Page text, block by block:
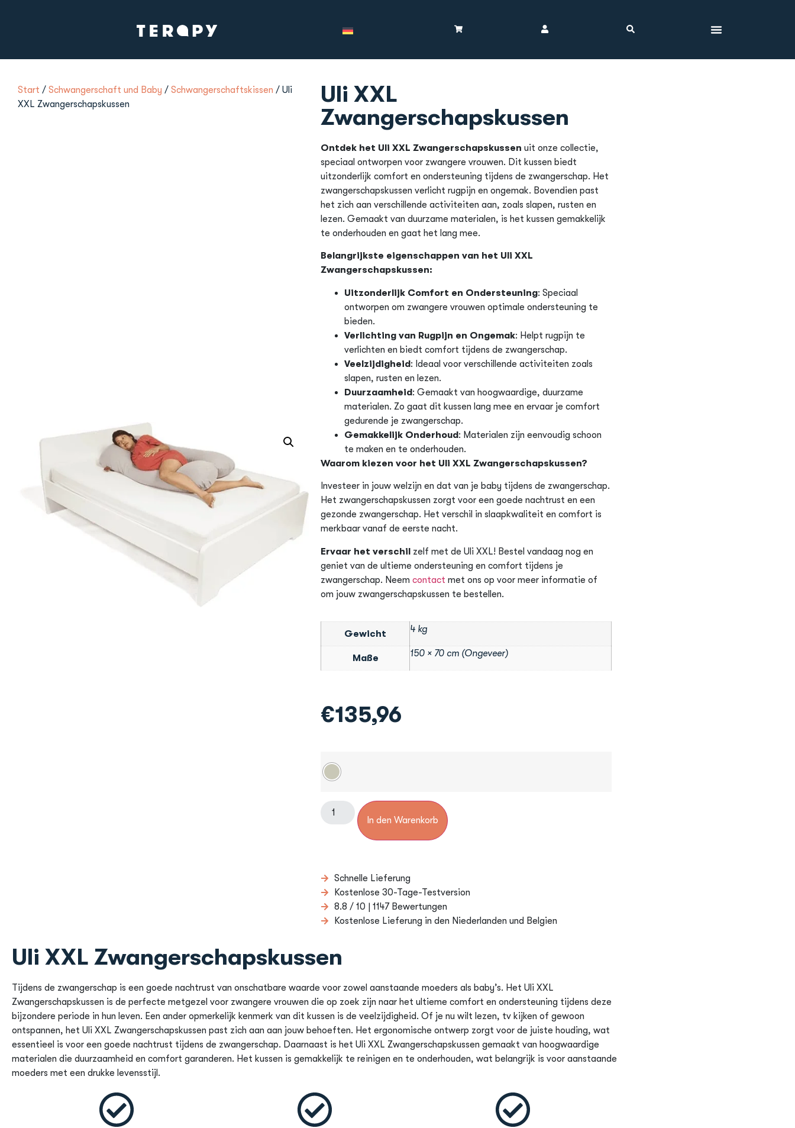
Start / Schwangerschaft und Baby / Schwangerschaftskissen / Uli
XXL Zwangerschapskussen
Uli XXL
Zwangerschapskussen
Ontdek het Uli XXL Zwangerschapskussen uit onze collectie,
speciaal ontworpen voor zwangere vrouwen. Dit kussen biedt
uitzonderlijk comfort en ondersteuning tijdens de zwangerschap. Het
zwangerschapskussen verlicht rugpijn en ongemak. Bovendien past
het zich aan verschillende activiteiten aan, zoals slapen, rusten en
lezen. Gemaakt van duurzame materialen, is het kussen gemakkelijk
te onderhouden en gaat het lang mee.
Belangrijkste eigenschappen van het Uli XXL
Zwangerschapskussen:
Uitzonderlijk Comfort en Ondersteuning: Speciaal
ontworpen om zwangere vrouwen optimale ondersteuning te
bieden.
Verlichting van Rugpijn en Ongemak: Helpt rugpijn te
verlichten en biedt comfort tijdens de zwangerschap.
Veelzijdigheid: Ideaal voor verschillende activiteiten zoals
slapen, rusten en lezen.
Duurzaamheid: Gemaakt van hoogwaardige, duurzame
materialen. Zo gaat dit kussen lang mee en ervaar je comfort
gedurende je zwangerschap.
Gemakkelijk Onderhoud: Materialen zijn eenvoudig schoon
te maken en te onderhouden.
Waarom kiezen voor het Uli XXL Zwangerschapskussen?
Investeer in jouw welzijn en dat van je baby tijdens de zwangerschap.
Het zwangerschapskussen zorgt voor een goede nachtrust en een
gezonde zwangerschap. Het verschil in slaapkwaliteit en comfort is
merkbaar vanaf de eerste nacht.
Ervaar het verschil zelf met de Uli XXL! Bestel vandaag nog en
geniet van de ultieme ondersteuning en comfort tijdens je
zwangerschap. Neem contact met ons op voor meer informatie of
om jouw zwangerschapskussen te bestellen.
Gewicht 4 kg
Maße 150 × 70 cm (Ongeveer)
€135,96
In den Warenkorb
Schnelle Lieferung
Kostenlose 30-Tage-Testversion
8.8 / 10 | 1147 Bewertungen
Kostenlose Lieferung in den Niederlanden und Belgien
Uli XXL Zwangerschapskussen
Tijdens de zwangerschap is een goede nachtrust van onschatbare waarde voor zowel aanstaande moeders als baby’s. Het Uli XXL
Zwangerschapskussen is de perfecte metgezel voor zwangere vrouwen die op zoek zijn naar het ultieme comfort en ondersteuning tijdens deze
bijzondere periode in hun leven. Een ander opmerkelijk kenmerk van dit kussen is de veelzijdigheid. Of je nu wilt lezen, tv kijken of gewoon
ontspannen, het Uli XXL Zwangerschapskussen past zich aan aan jouw behoeften. Het ergonomische ontwerp zorgt voor de juiste houding, wat
essentieel is voor een goede nachtrust tijdens de zwangerschap. Daarnaast is het Uli XXL Zwangerschapskussen gemaakt van hoogwaardige
materialen die duurzaamheid en comfort garanderen. Het kussen is gemakkelijk te reinigen en te onderhouden, wat belangrijk is voor aanstaande
moeders met een drukke levensstijl.